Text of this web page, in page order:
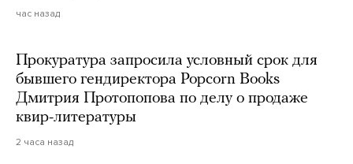
час назад
Прокуратура запросила условный срок для
бывшего гендиректора Popcorn Books
Дмитрия Протопопова по делу о продаже
квир-литературы
2 часа назад